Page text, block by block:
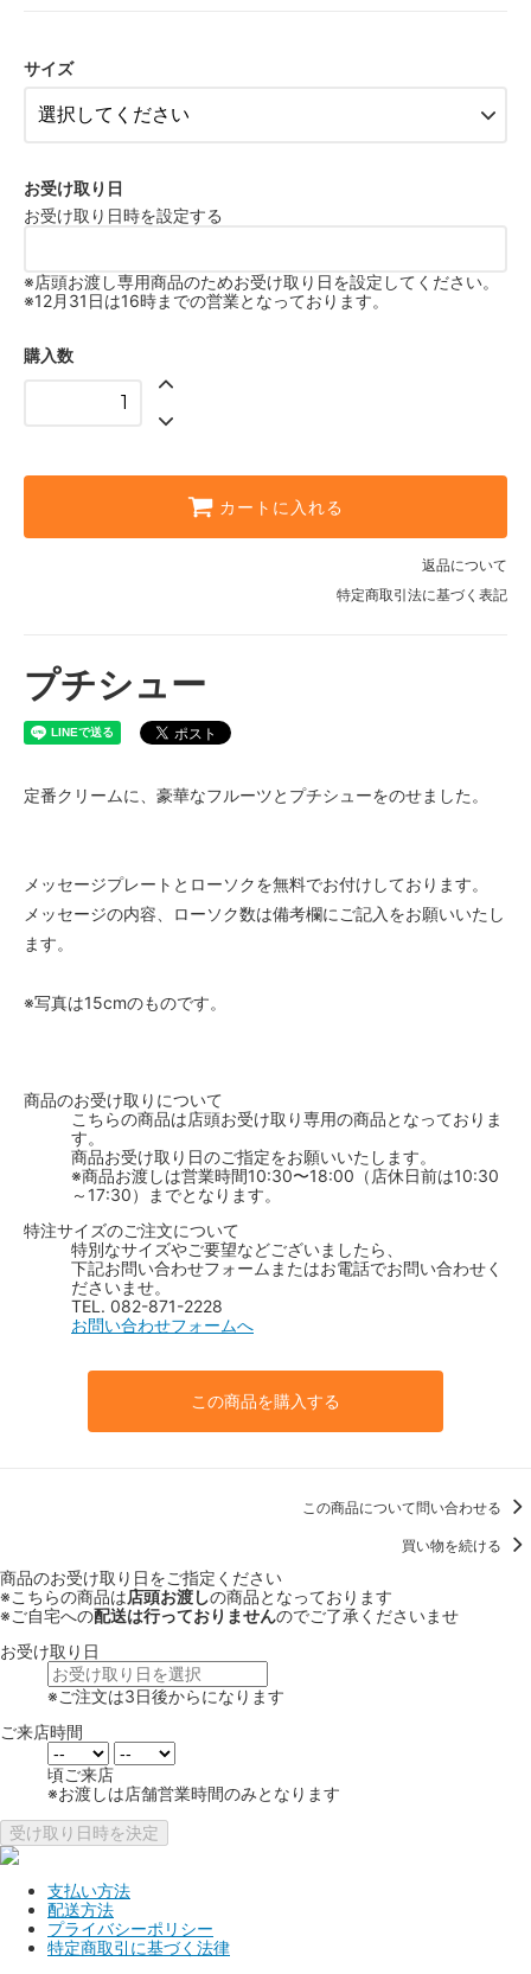
サイズ
お受け取り日
お受け取り日時を設定する
※店頭お渡し専用商品のためお受け取り日を設定してください。
※12月31日は16時までの営業となっております。
購入数
カートに入れる
返品について
特定商取引法に基づく表記
プチシュー
定番クリームに、豪華なフルーツとプチシューをのせました。
メッセージプレートとローソクを無料でお付けしております。
メッセージの内容、ローソク数は備考欄にご記入をお願いいたし
ます。
※写真は15cmのものです。
商品のお受け取りについて
こちらの商品は店頭お受け取り専用の商品となっておりま
す。
商品お受け取り日のご指定をお願いいたします。
※商品お渡しは営業時間10:30〜18:00（店休日前は10:30
～17:30）までとなります。
特注サイズのご注文について
特別なサイズやご要望などございましたら、
下記お問い合わせフォームまたはお電話でお問い合わせく
ださいませ。
TEL. 082-871-2228
お問い合わせフォームへ
この商品を購入する
この商品について問い合わせる
買い物を続ける
商品のお受け取り日をご指定ください
※こちらの商品は店頭お渡しの商品となっております
※ご自宅への配送は行っておりませんのでご了承くださいませ
お受け取り日
※ご注文は3日後からになります
ご来店時間
頃ご来店
※お渡しは店舗営業時間のみとなります
受け取り日時を決定
支払い方法
配送方法
プライバシーポリシー
特定商取引に基づく法律